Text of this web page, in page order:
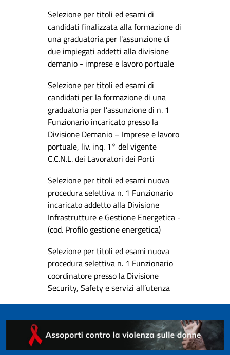
Selezione per titoli ed esami di
candidati finalizzata alla formazione di
una graduatoria per l'assunzione di
due impiegati addetti alla divisione
demanio - imprese e lavoro portuale
Selezione per titoli ed esami di
candidati per la formazione di una
graduatoria per l’assunzione di n. 1
Funzionario incaricato presso la
Divisione Demanio – Imprese e lavoro
portuale, liv. inq. 1° del vigente
C.C.N.L. dei Lavoratori dei Porti
Selezione per titoli ed esami nuova
procedura selettiva n. 1 Funzionario
incaricato addetto alla Divisione
Infrastrutture e Gestione Energetica -
(cod. Profilo gestione energetica)
Selezione per titoli ed esami nuova
procedura selettiva n. 1 Funzionario
coordinatore presso la Divisione
Security, Safety e servizi all’utenza